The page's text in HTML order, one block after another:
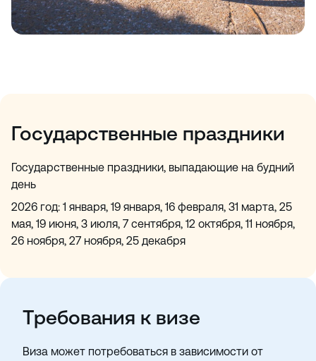
Государственные праздники
Государственные праздники, выпадающие на будний
день
2026 год: 1 января, 19 января, 16 февраля, 31 марта, 25
мая, 19 июня, 3 июля, 7 сентября, 12 октября, 11 ноября,
26 ноября, 27 ноября, 25 декабря
Требования к визе
Виза может потребоваться в зависимости от